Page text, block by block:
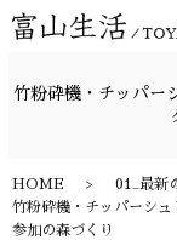
竹粉砕機・チッパー
HOME
01_最新
竹粉砕機・チッパーシ
参加の森づくり